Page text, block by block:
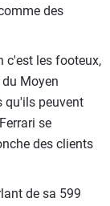
bien souvent à
des
de
le faisant
aigri, mais
à la beauté
regarde plutôt
des
c'est les footeux,
Moyen
qu'ils peuvent
se
des clients
de sa 599